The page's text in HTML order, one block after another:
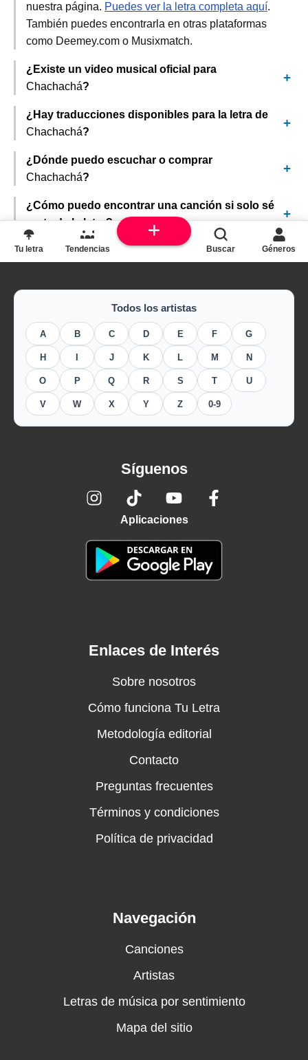
nuestra página. Puedes ver la letra completa aquí.
También puedes encontrarla en otras plataformas
como Deemey.com o Musixmatch.
¿Existe un video musical oficial para
Chachachá?
¿Hay traducciones disponibles para la letra de
Chachachá?
¿Dónde puedo escuchar o comprar
Chachachá?
¿Cómo puedo encontrar una canción si solo sé
parte de la letra?
Todos los artistas
A B C D E F G
H J K L M N
O P Q R S T U
V W X Y Z 0-9
Síguenos
Aplicaciones
Enlaces de Interés
Sobre nosotros
Cómo funciona Tu Letra
Metodología editorial
Contacto
Preguntas frecuentes
Términos y condiciones
Política de privacidad
Navegación
Canciones
Artistas
Letras de música por sentimiento
Mapa del sitio
Tu letra Tendencias Buscar Géneros